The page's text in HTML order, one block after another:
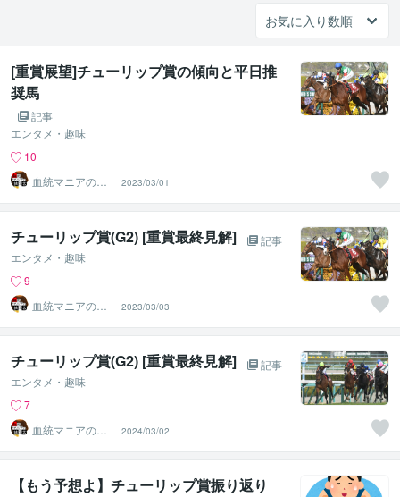
[重賞展望]チューリップ賞の傾向と平日推
奨馬
記事
エンタメ・趣味
10
血統マニアの独
り言
2023/03/01
チューリップ賞(G2) [重賞最終見解]
記事
エンタメ・趣味
9
血統マニアの独
り言
2023/03/03
チューリップ賞(G2) [重賞最終見解]
記事
エンタメ・趣味
7
血統マニアの独
り言
2024/03/02
【もう予想よ】チューリップ賞振り返り